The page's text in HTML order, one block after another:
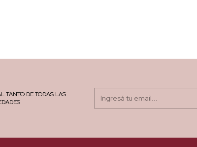
TANTO DE TODAS LAS